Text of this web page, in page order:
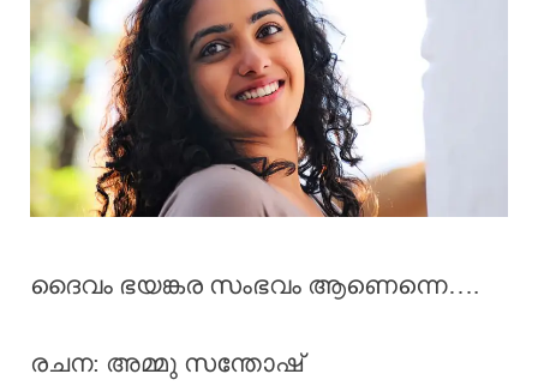
ദൈവം ഭയങ്കര സംഭവം ആണെന്നെ….
രചന: അമ്മു സന്തോഷ്